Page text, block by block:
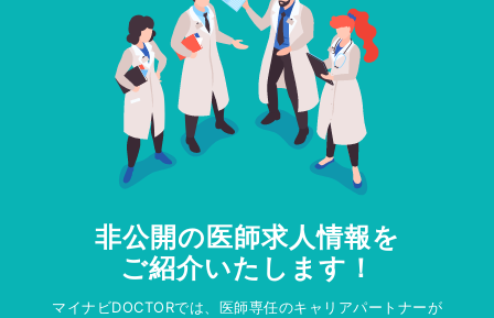
非公開の医師求人情報を
ご紹介いたします！
マイナビDOCTORでは、医師専任のキャリアパートナーが